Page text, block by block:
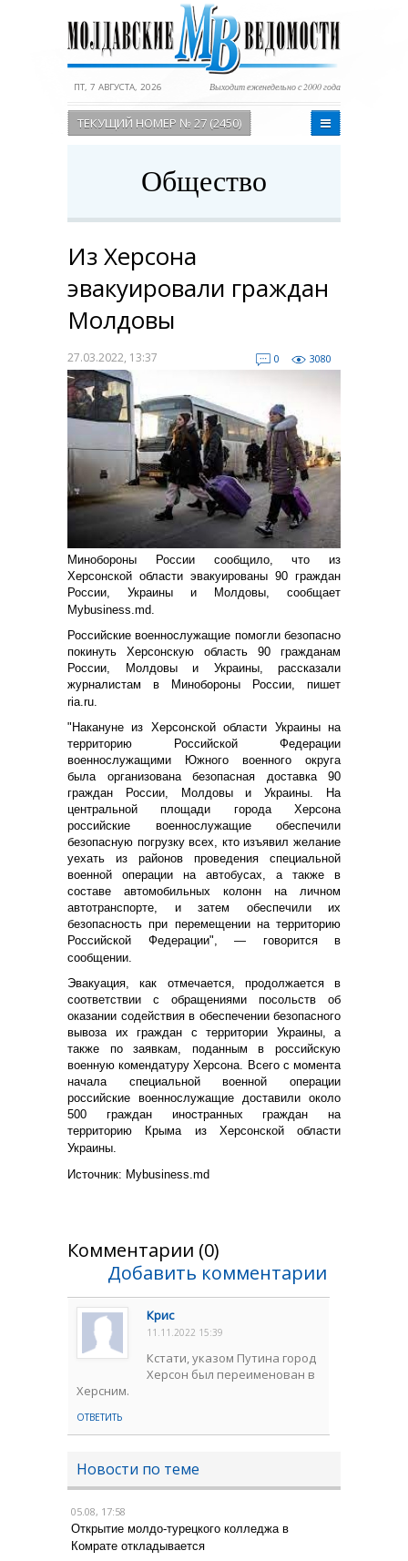
ПТ, 7 АВГУСТА, 2026 Выходит еженедельно с 2000 года
ТЕКУЩИЙ НОМЕР № 27 (2450)
Общество
Из Херсона
эвакуировали граждан
Молдовы
27.03.2022, 13:37 0 3080
Минобороны России сообщило, что из
Херсонской области эвакуированы 90 граждан
России, Украины и Молдовы, сообщает
Мybusiness.md.
Российские военнослужащие помогли безопасно
покинуть Херсонскую область 90 гражданам
России, Молдовы и Украины, рассказали
журналистам в Минобороны России, пишет
ria.ru.
"Накануне из Херсонской области Украины на
территорию Российской Федерации
военнослужащими Южного военного округа
была организована безопасная доставка 90
граждан России, Молдовы и Украины. На
центральной площади города Херсона
российские военнослужащие обеспечили
безопасную погрузку всех, кто изъявил желание
уехать из районов проведения специальной
военной операции на автобусах, а также в
составе автомобильных колонн на личном
автотранспорте, и затем обеспечили их
безопасность при перемещении на территорию
Российской Федерации", — говорится в
сообщении.
Эвакуация, как отмечается, продолжается в
соответствии с обращениями посольств об
оказании содействия в обеспечении безопасного
вывоза их граждан с территории Украины, а
также по заявкам, поданным в российскую
военную комендатуру Херсона. Всего с момента
начала специальной военной операции
российские военнослужащие доставили около
500 граждан иностранных граждан на
территорию Крыма из Херсонской области
Украины.
Источник: Мybusiness.md
Комментарии (0)
Добавить комментарии
Крис
11.11.2022 15:39
Кстати, указом Путина город
Херсон был переименован в
Херсним.
ОТВЕТИТЬ
Новости по теме
05.08, 17:58
Открытие молдо-турецкого колледжа в
Комрате откладывается